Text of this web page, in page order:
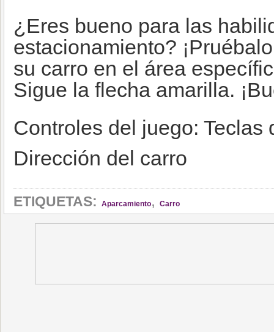
¿Eres bueno para las
estacionamiento?
su carro en el área
Sigue la flecha amarilla.
Controles del juego: Teclas
Dirección del carro
ETIQUETAS: Aparcamiento, Carro